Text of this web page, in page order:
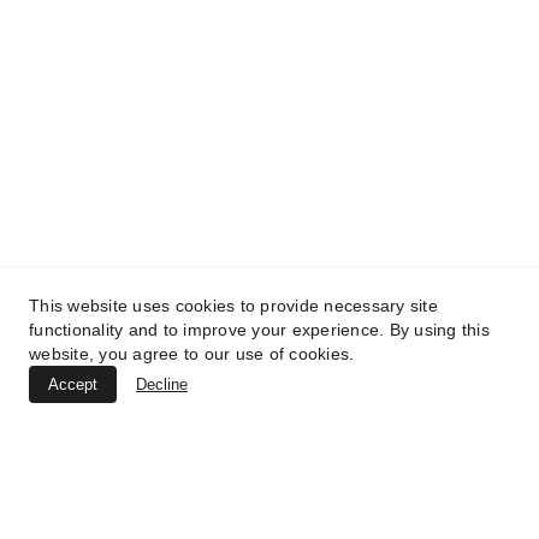
© 2025.The hire centre All rights reserved
This website uses cookies to provide necessary site
functionality and to improve your experience. By using this
website, you agree to our use of cookies.
Accept Decline